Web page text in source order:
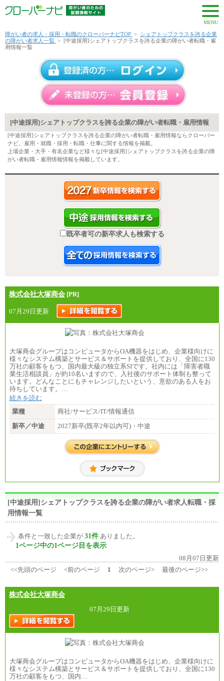
MENU
障がい者の求人・採用・転職のクローバーナビTOP > シェアトップクラスを誇る企業
の障がい者求人一覧 > [中途採用]シェアトップクラスを誇る企業の障がい者転職・雇
用情報一覧
[中途採用]シェアトップクラスを誇る企業の障がい者転職・雇用情報
[中途採用]シェアトップクラスを誇る企業の障がい者転職・雇用情報ならクローバー
ナビ。雇用・就職・採用・転職・仕事に関する情報を掲載。
上場企業・大手・有名企業など様々な[中途採用]シェアトップクラスを誇る企業の障
がい者転職・雇用情報情報を掲載しています。
既卒者可の新卒求人も検索する
株式会社大塚商会 [PR]
07月29日更新
大塚商会グループはコンピュータからOA機器をはじめ、企業様向けに
様々なシステム構築とサービス＆サポートを提供しており、全国に130
万社の顧客をもつ、国内最大級の独立系SIです。社内には「障害者職
業生活相談員」が約10名いますので、入社後のサポート体制も整って
います。どんなことにもチャレンジしたいという、意欲のある人をお
待ちしています。…
続きを読む
業種
商社/サービス/IT/情報通信
新卒／中途
2027新卒(既卒2年以内可)・中途
[中途採用]シェアトップクラスを誇る企業の障がい者求人転職・採
用情報一覧
条件と一致した企業が 31件 ありました。
1ページ中の1ページ目を表示
08月07日更新
<<先頭のページ
<前のページ 1 次のページ> 最後のページ>>
株式会社大塚商会
07月29日更新
大塚商会グループはコンピュータからOA機器をはじめ、企業様向けに
様々なシステム構築とサービス＆サポートを提供しており、全国に130
万社の顧客をもつ、国内…